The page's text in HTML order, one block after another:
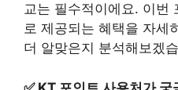
교는 필수적이에요. 이번
로 제공되는 혜택을 자세
더 알맞은지 분석해보겠